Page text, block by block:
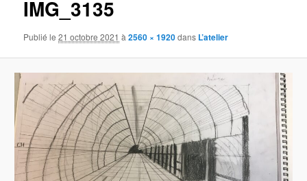
IMG_3135
Publié le21 octobre 2021 à2560 × 1920dans L’atelier